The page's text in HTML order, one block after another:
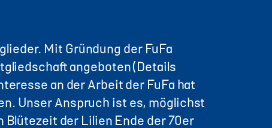
Mit Gründung der FuFa
angeboten (Details
an der Arbeit der FuFa hat
Unser Anspruch ist es, möglichst
Blütezeit der Lilien Ende der 70er